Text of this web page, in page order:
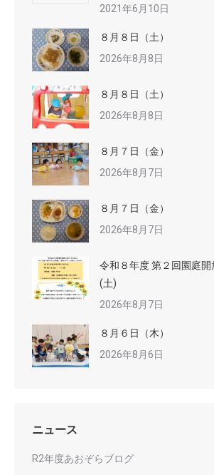
2021年6月10日
８月８日（土）
2026年8月8日
８月８日（土）
2026年8月8日
８月７日（金）
2026年8月7日
８月７日（金）
2026年8月7日
令和８年度 第２回園庭開
(土)
2026年8月7日
８月６日（木）
2026年8月6日
ニュース
R2年度あおぞらブログ